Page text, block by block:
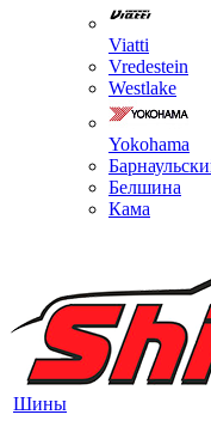
Viatti
Vredestein
Westlake
Yokohama
Белшина
Кама
Шины